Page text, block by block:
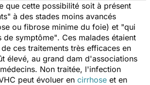
que cette possibilité soit à présent
à des stades moins avancés
ou fibrose minime du foie) et "qui
de symptôme". Ces malades étaient
ces traitements très efficaces en
élevé, au grand dam d'associations
Non traitée, l'infection
peut évoluer en cirrhose et en